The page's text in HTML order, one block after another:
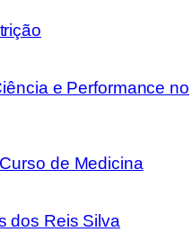
e Performance no
de Medicina
dos Reis Silva